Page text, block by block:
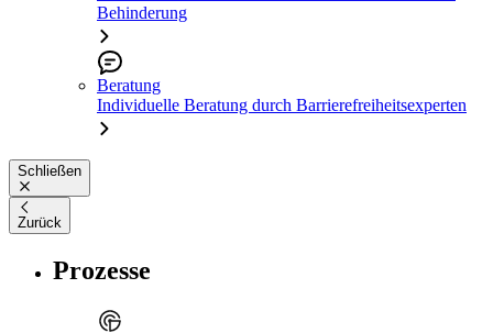
Behinderung
Beratung
Individuelle Beratung durch Barrierefreiheitsexperten
Schließen
Zurück
Prozesse